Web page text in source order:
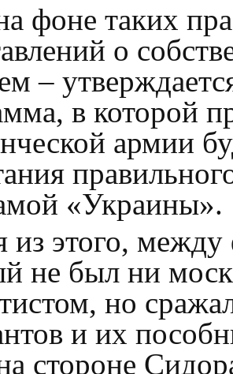
фоне таких
о
–
в которой
армии
«Украины».
из этого,
не был ни
но
и их
стороне